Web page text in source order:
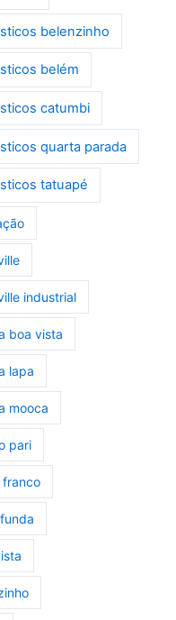
belenzinho
belém
catumbi
quarta parada
tatuapé
industrial
boa vista
lapa
mooca
pari
franco